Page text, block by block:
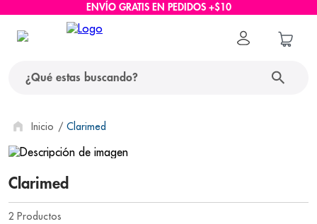
ENVÍO GRATIS EN PEDIDOS +$10
Clarimed
Clarimed
2 Productos
términos más buscados
1. protector solar
2. pañales
3